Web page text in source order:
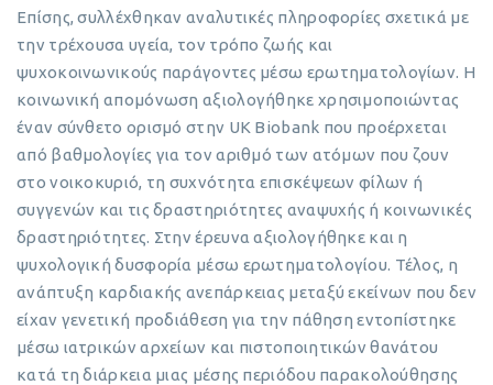
Επίσης, συλλέχθηκαν αναλυτικές πληροφορίες σχετικά με
την τρέχουσα υγεία, τον τρόπο ζωής και
ψυχοκοινωνικούς παράγοντες μέσω ερωτηματολογίων. Η
κοινωνική απομόνωση αξιολογήθηκε χρησιμοποιώντας
έναν σύνθετο ορισμό στην UK Biobank που προέρχεται
από βαθμολογίες για τον αριθμό των ατόμων που ζουν
στο νοικοκυριό, τη συχνότητα επισκέψεων φίλων ή
συγγενών και τις δραστηριότητες αναψυχής ή κοινωνικές
δραστηριότητες. Στην έρευνα αξιολογήθηκε και η
ψυχολογική δυσφορία μέσω ερωτηματολογίου. Τέλος, η
ανάπτυξη καρδιακής ανεπάρκειας μεταξύ εκείνων που δεν
είχαν γενετική προδιάθεση για την πάθηση εντοπίστηκε
μέσω ιατρικών αρχείων και πιστοποιητικών θανάτου
κατά τη διάρκεια μιας μέσης περιόδου παρακολούθησης